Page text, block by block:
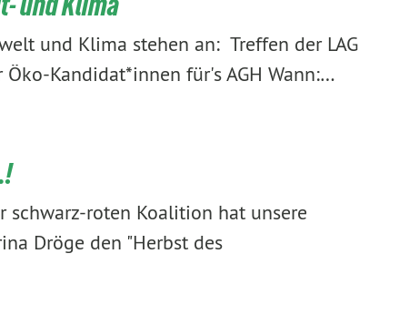
und Klima stehen an: Treffen der LAG
Kandidat*innen für's AGH Wann:…
schwarz-roten Koalition hat unsere
Dröge den "Herbst des